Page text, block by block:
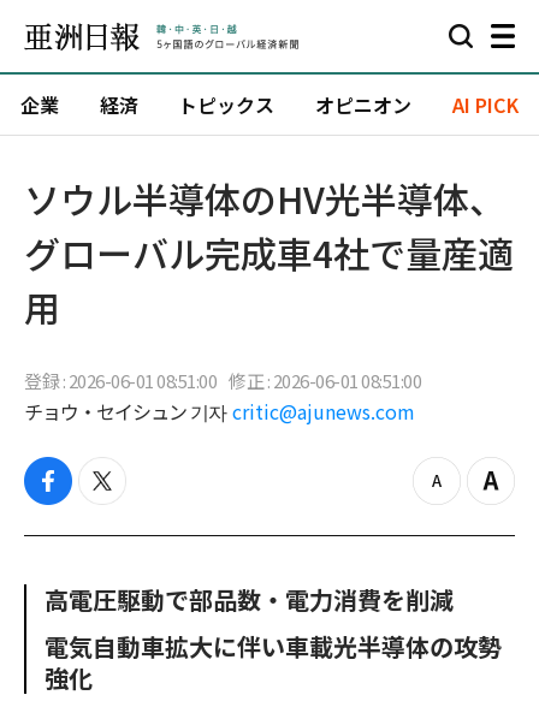
企業 経済 トピックス オピニオン AI PICK
ソウル半導体のHV光半導体、
グローバル完成車4社で量産適
用
登録 : 2026-06-01 08:51:00 修正 : 2026-06-01 08:51:00
チョウ・セイシュン 기자 critic@ajunews.com
f
c
o
k
t
i
e
z
o
u
Z
o
高電圧駆動で部品数・電力消費を削減
電気自動車拡大に伴い車載光半導体の攻勢
強化